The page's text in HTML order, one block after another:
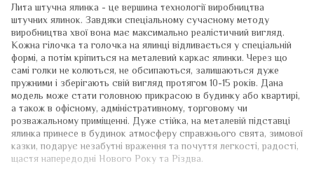
Лита штучна ялинка - це вершина технології виробництва
штучних ялинок. Завдяки спеціальному сучасному методу
виробництва хвої вона має максимально реалістичний вигляд.
Кожна гілочка та голочка на ялинці відливається у спеціальній
формі, а потім кріпиться на металевий каркас ялинки. Через що
самі голки не колються, не обсипаються, залишаються дуже
пружними і зберігають свій вигляд протягом 10-15 років. Дана
модель може стати головною прикрасою в будинку або квартирі,
а також в офісному, адміністративному, торговому чи
розважальному приміщенні. Дуже стійка, на металевій підставці
ялинка принесе в будинок атмосферу справжнього свята, зимової
казки, подарує незабутні враження та почуття легкості, радості,
щастя напередодні Нового Року та Різдва.